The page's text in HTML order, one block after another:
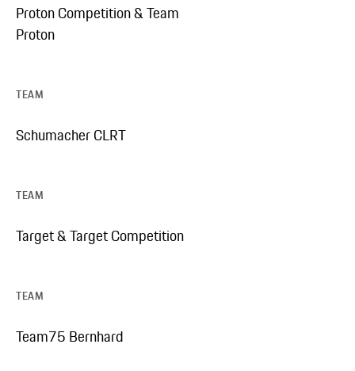
Proton Competition & Team
Proton
TEAM
Schumacher CLRT
TEAM
Target & Target Competition
TEAM
Team75 Bernhard